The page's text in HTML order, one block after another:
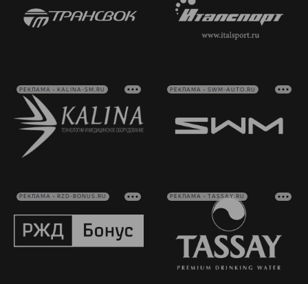
РЕКЛАМА • KALINA-SM.RU РЕКЛАМА • SWM-AUTO.RU
РЕКЛАМА • RZD-BONUS.RU РЕКЛАМА • TASSAY.RU